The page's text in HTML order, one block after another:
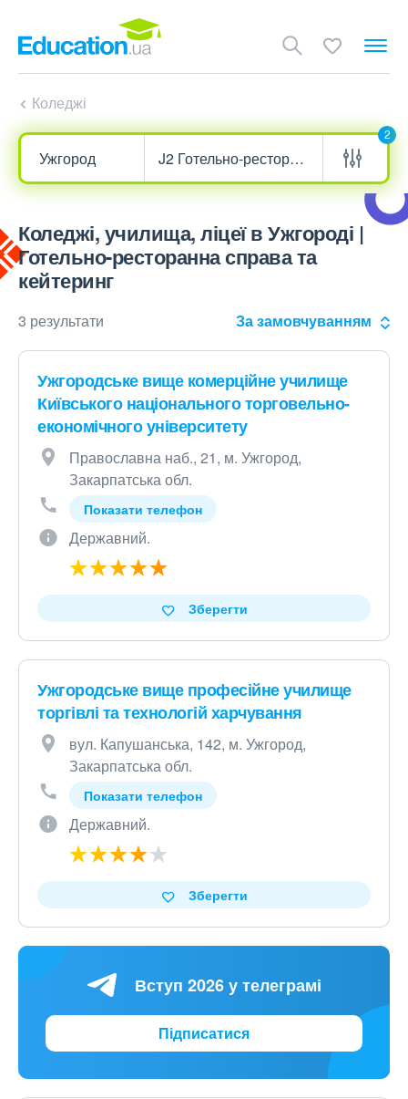
Коледжі
2
Коледжі, училища, ліцеї в Ужгороді |
Готельно-ресторанна справа та
кейтеринг
3 результати За замовчуванням
Ужгородське вище комерційне училище
Київського національного торговельно-
економічного університету
Православна наб., 21, м. Ужгород,
Закарпатська обл.
Показати телефон
Державний.
Зберегти
Ужгородське вище професійне училище
торгівлі та технологій харчування
вул. Капушанська, 142, м. Ужгород,
Закарпатська обл.
Показати телефон
Державний.
Зберегти
Вступ 2026 у телеграмі
Підписатися